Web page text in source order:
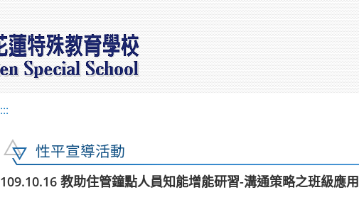
:::
性平宣導活動
109.10.16 教助住管鐘點人員知能增能研習-溝通策略之班級應用